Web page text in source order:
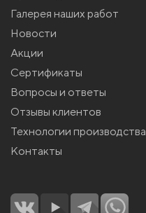
Галерея наших работ
Новости
Акции
Сертификаты
Вопросы и ответы
Отзывы клиентов
Технологии производства
Контакты